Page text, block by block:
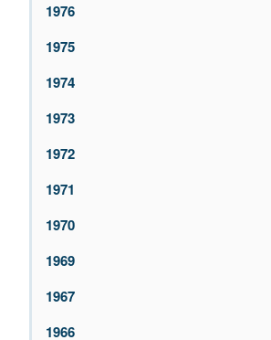
1976
1975
1974
1973
1972
1971
1970
1969
1967
1966